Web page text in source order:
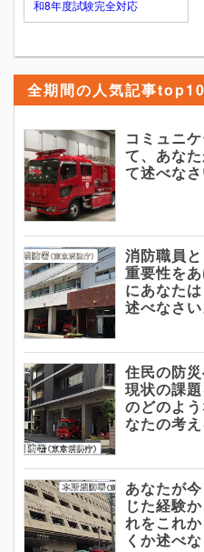
和8年度試験完全対応
全期間の人気記事top10
コミュニ
て、あな
て述べな
消防職員
重要性を
にあなた
述べなさい
住民の防
現状の課
のどのよ
なたの考え
あなたが
じた経験
れをこれ
くか述べ